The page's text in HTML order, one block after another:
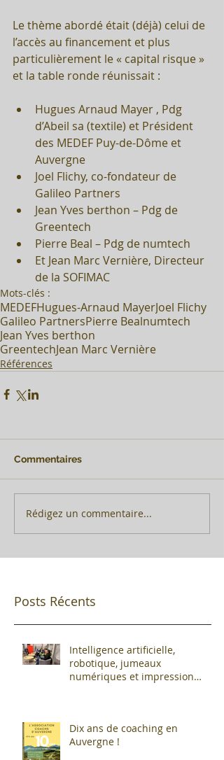
Le thème abordé était (déjà) celui de
l’accès au financement et plus
particulièrement le « capital risque »
et la table ronde réunissait :
Hugues Arnaud Mayer , Pdg
d’Abeil sa (textile) et Président
des MEDEF Puy-de-Dôme et
Auvergne
Joel Flichy, co-fondateur de
Galileo Partners
Jean Yves berthon – Pdg de
Greentech
Pierre Beal – Pdg de numtech
Et Jean Marc Vernière, Directeur
de la SOFIMAC
Mots-clés :
MEDEFHugues-Arnaud MayerJoel Flichy
Galileo PartnersPierre Bealnumtech
Jean Yves berthon
GreentechJean Marc Vernière
Références
Commentaires
Rédigez un commentaire...
Posts Récents
Intelligence artificielle,
robotique, jumeaux
numériques et impression
Dix ans de coaching en
Auvergne !